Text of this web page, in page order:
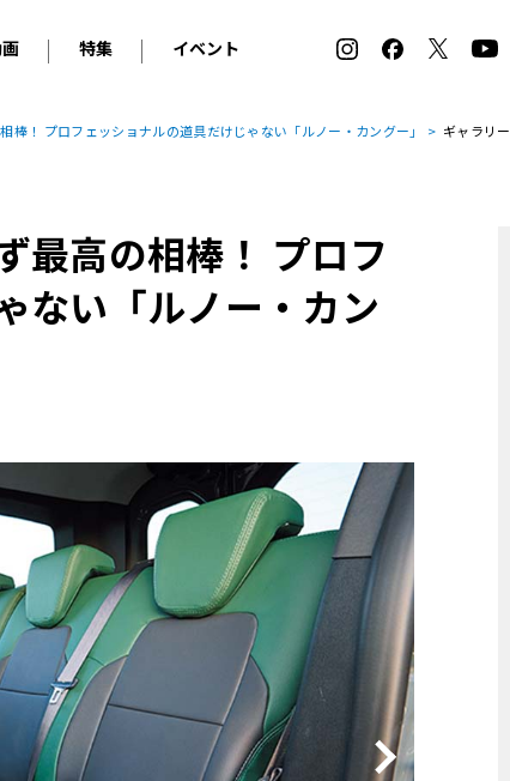
BMW
アルピナ
ルノー
アバルト
ロメオ
フェラーリ
ーニ
マセラティ
アストン・マーティン
キャデラック
シボレー
テスラ
ヒョンデ
トヨタ
スバル
ジナル動画
特集
2026 サマータイヤ＆ホイール バイヤーズガイド
ホイールカタログ
タイヤ特集
イベント
ル・ボラン カーズ・ミート2026横浜
EV:LIFE KOBE 2025
ル・ボラン カーズ・ミート2025横浜
棒！ プロフェッショナルの道具だけじゃない「ルノー・カングー」 ギャラリー
最高の相棒！ プロフ
ない「ルノー・カン